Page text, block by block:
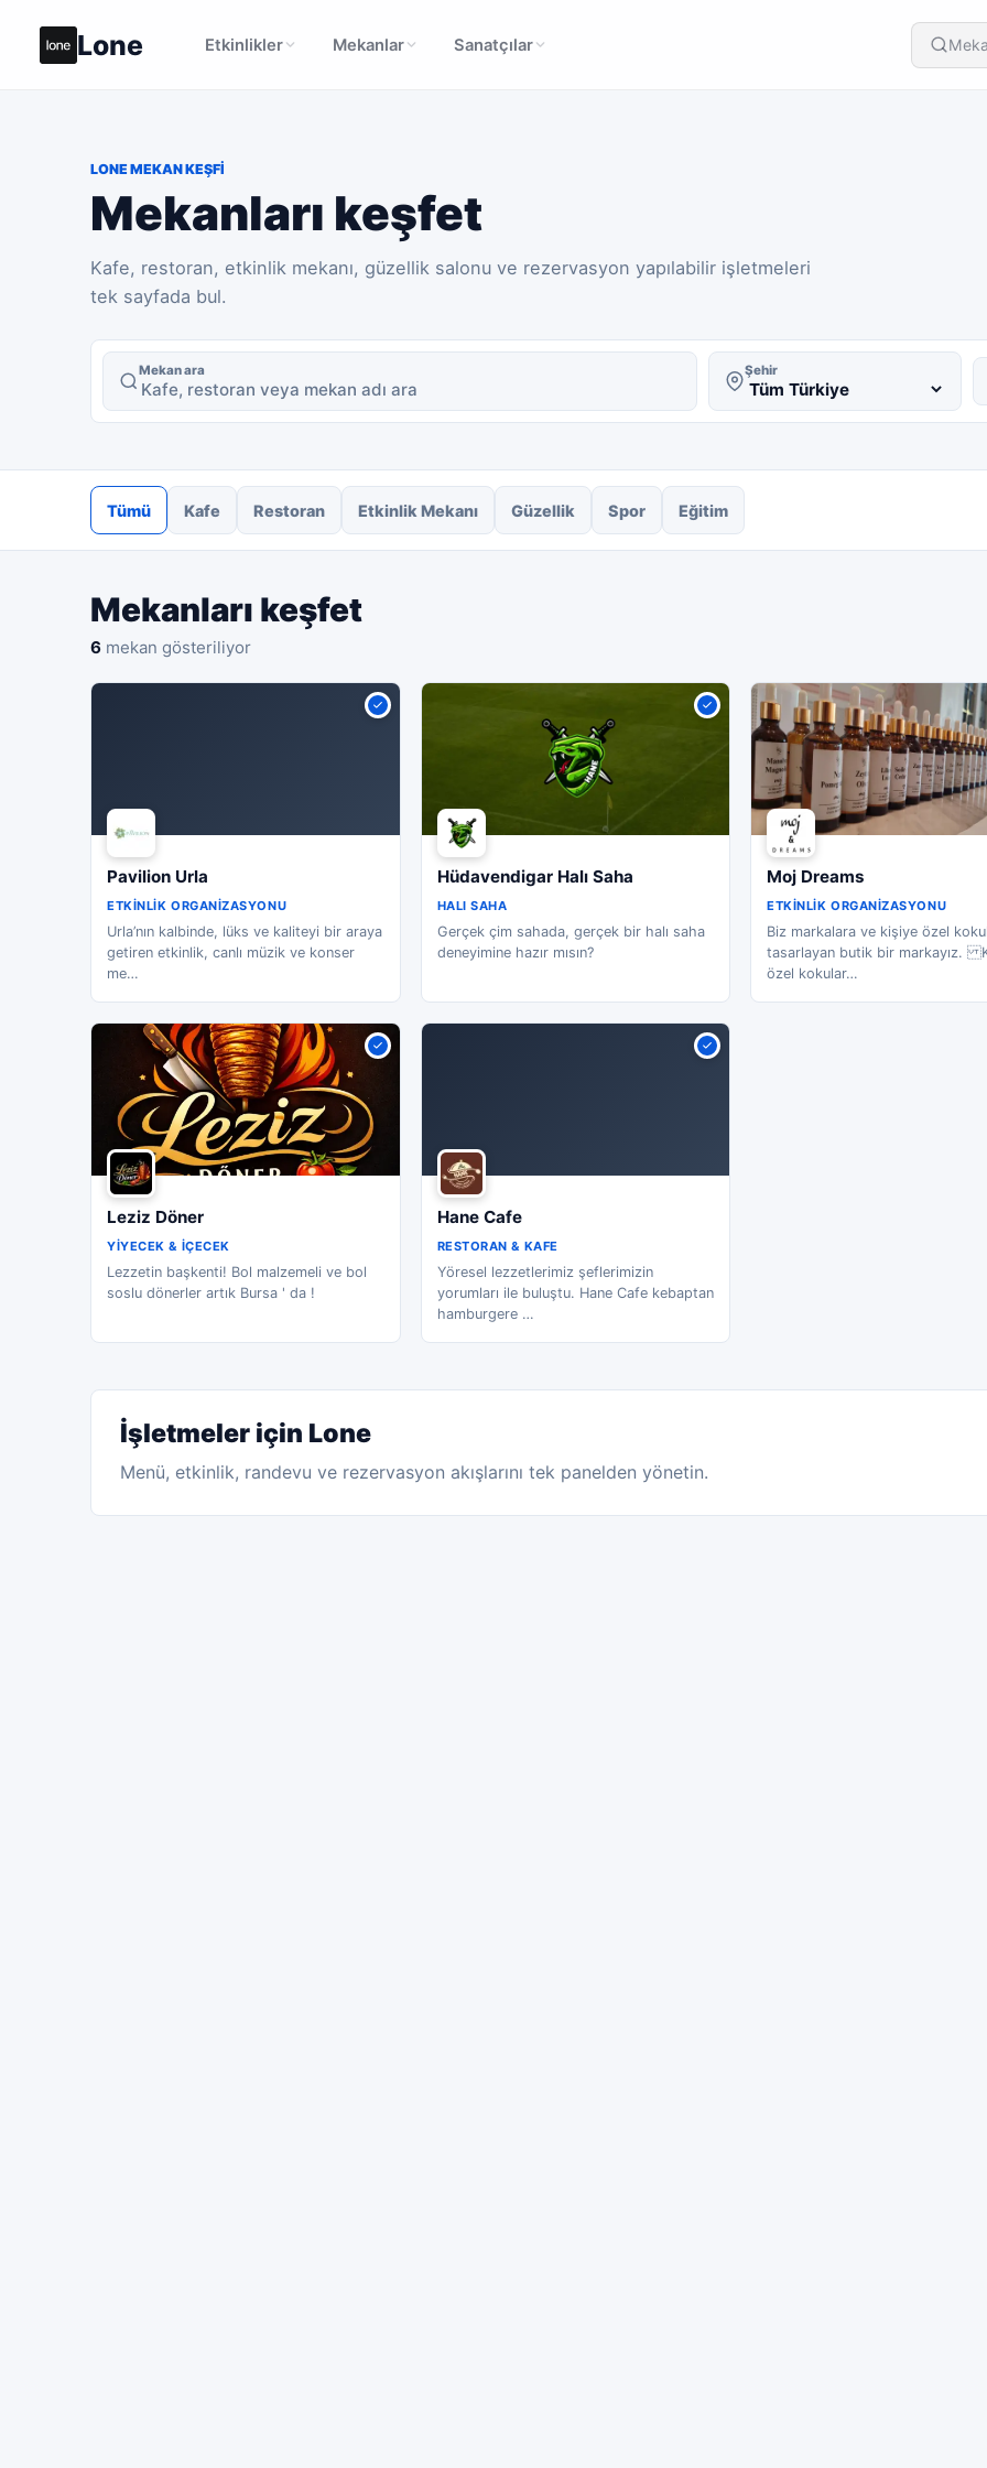
Lone Etkinlikler Mekanlar Sanatçılar
LONE MEKAN KEŞFI
Mekanları keşfet
Kafe, restoran, etkinlik mekanı, güzellik salonu ve rezervasyon yapılabilir işletmeleri
tek sayfada bul.
Mekan ara Şehir
Tümü Kafe Restoran Etkinlik Mekanı Güzellik Spor Eğitim
Mekanları keşfet
6 mekan gösteriliyor
Pavilion Urla
ETKINLIK ORGANIZASYONU
Urla’nın kalbinde, lüks ve kaliteyi bir araya
getiren etkinlik, canlı müzik ve konser
me…
Hüdavendigar Halı Saha
HALI SAHA
Gerçek çim sahada, gerçek bir halı saha
deneyimine hazır mısın?
Moj Dreams
ETKINLIK ORGANIZASYONU
Biz markalara ve kişiye özel
tasarlayan butik bir markayız.
özel kokular…
Leziz Döner
YIYECEK & İÇECEK
Lezzetin başkenti! Bol malzemeli ve bol
soslu dönerler artık Bursa ' da !
Hane Cafe
RESTORAN & KAFE
Yöresel lezzetlerimiz şeflerimizin
yorumları ile buluştu. Hane Cafe kebaptan
hamburgere …
İşletmeler için Lone
Menü, etkinlik, randevu ve rezervasyon akışlarını tek panelden yönetin.